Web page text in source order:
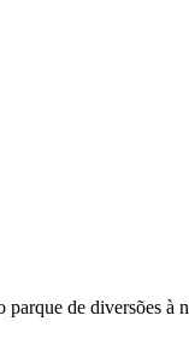
de diversões